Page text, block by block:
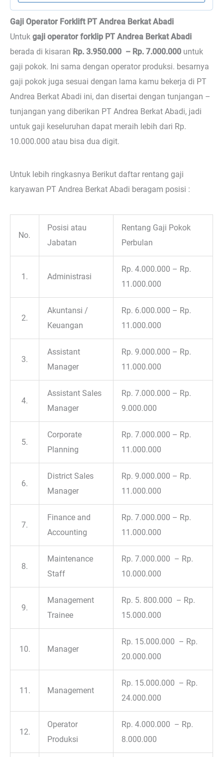
Gaji Operator Forklift PT Andrea Berkat Abadi
Untuk gaji operator forklip PT Andrea Berkat Abadi
berada di kisaran Rp. 3.950.000 – Rp. 7.000.000 untuk
gaji pokok. Ini sama dengan operator produksi. besarnya
gaji pokok juga sesuai dengan lama kamu bekerja di PT
Andrea Berkat Abadi ini, dan disertai dengan tunjangan –
tunjangan yang diberikan PT Andrea Berkat Abadi, jadi
untuk gaji keseluruhan dapat meraih lebih dari Rp.
10.000.000 atau bisa dua digit.
Untuk lebih ringkasnya Berikut daftar rentang gaji
karyawan PT Andrea Berkat Abadi beragam posisi :
No.
Posisi atau
Jabatan
Rentang Gaji Pokok
Perbulan
1. Administrasi
Rp. 4.000.000 – Rp.
11.000.000
2.
Akuntansi /
Keuangan
Rp. 6.000.000 – Rp.
11.000.000
3.
Assistant
Manager
Rp. 9.000.000 – Rp.
11.000.000
4.
Assistant Sales
Manager
Rp. 7.000.000 – Rp.
9.000.000
5.
Corporate
Planning
Rp. 7.000.000 – Rp.
11.000.000
6.
District Sales
Manager
Rp. 9.000.000 – Rp.
11.000.000
7.
Finance and
Accounting
Rp. 7.000.000 – Rp.
11.000.000
8.
Maintenance
Staff
Rp. 7.000.000 – Rp.
10.000.000
9.
Management
Trainee
Rp. 5. 800.000 – Rp.
15.000.000
10. Manager
Rp. 15.000.000 – Rp.
20.000.000
11. Management
Rp. 15.000.000 – Rp.
24.000.000
12.
Operator
Produksi
Rp. 4.000.000 – Rp.
8.000.000